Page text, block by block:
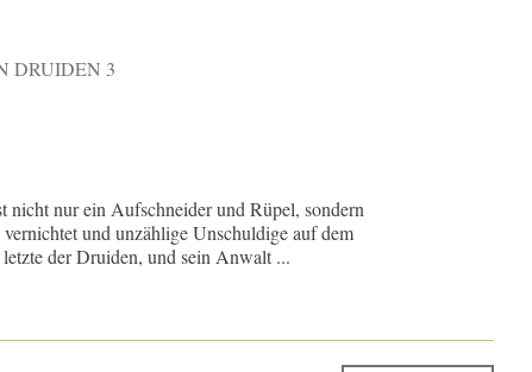
DRUIDEN 3
nicht nur ein Aufschneider und Rüpel, sondern
und unzählige Unschuldige auf dem
der Druiden, und sein Anwalt ...